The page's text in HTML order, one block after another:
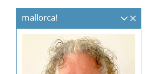
mallorca!